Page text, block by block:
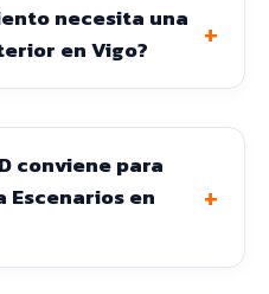
necesita una
en Vigo?
+
conviene para
Escenarios en
+